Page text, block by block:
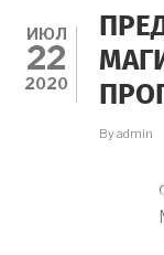
ИЮЛ
22
2020
Byadmin